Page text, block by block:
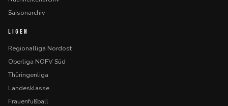
Saisonarchiv
LIGEN
Regionalliga Nordost
Oberliga NOFV Süd
Thüringenliga
Landesklasse
Frauenfußball